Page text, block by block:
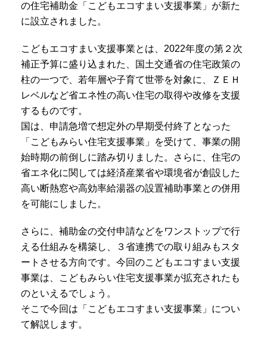
の住宅補助金「こどもエコすまい支援事業」が新た
に設立されました。
こどもエコすまい支援事業とは、2022年度の第２次
補正予算に盛り込まれた、国土交通省の住宅政策の
柱の一つで、若年層や子育て世帯を対象に、ＺＥＨ
レベルなど省エネ性の高い住宅の取得や改修を支援
するものです。
国は、申請急増で想定外の早期受付終了となった
「こどもみらい住宅支援事業」を受けて、事業の開
始時期の前倒しに踏み切りました。さらに、住宅の
省エネ化に関しては経済産業省や環境省が創設した
高い断熱窓や高効率給湯器の設置補助事業との併用
を可能にしました。
さらに、補助金の交付申請などをワンストップで行
える仕組みを構築し、３省連携での取り組みもスタ
ートさせる方向です。今回のこどもエコすまい支援
事業は、こどもみらい住宅支援事業が拡充されたも
のといえるでしょう。
そこで今回は「こどもエコすまい支援事業」につい
て解説します。